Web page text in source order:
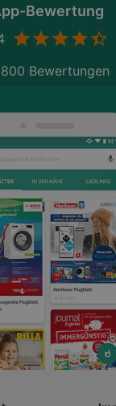
Bewertung
800 Bewertungen